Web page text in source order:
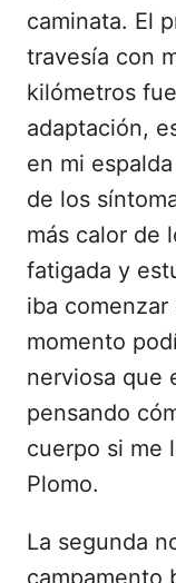
caminata. El
travesía con
kilómetros
adaptación,
en mi
de los
más calor de
fatigada y
iba
momento
nerviosa que
pensando
cuerpo si me
Plomo.
La segunda
campamento